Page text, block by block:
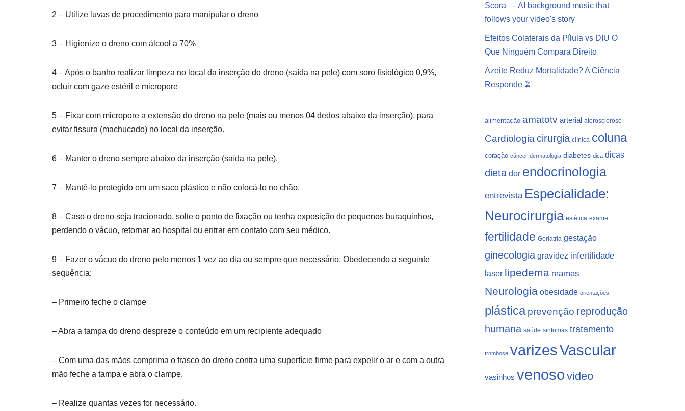
2 – Utilize luvas de procedimento para manipular o dreno
3 – Higienize o dreno com álcool a 70%
4 – Após o banho realizar limpeza no local da inserção do dreno (saída na pele) com soro fisiológico 0,9%,
ocluir com gaze estéril e micropore
5 – Fixar com micropore a extensão do dreno na pele (mais ou menos 04 dedos abaixo da inserção), para
evitar fissura (machucado) no local da inserção.
6 – Manter o dreno sempre abaixo da inserção (saída na pele).
7 – Mantê-lo protegido em um saco plástico e não colocá-lo no chão.
8 – Caso o dreno seja tracionado, solte o ponto de fixação ou tenha exposição de pequenos buraquinhos,
perdendo o vácuo, retornar ao hospital ou entrar em contato com seu médico.
9 – Fazer o vácuo do dreno pelo menos 1 vez ao dia ou sempre que necessário. Obedecendo a seguinte
sequência:
– Primeiro feche o clampe
– Abra a tampa do dreno despreze o conteúdo em um recipiente adequado
– Com uma das mãos comprima o frasco do dreno contra uma superfície firme para expelir o ar e com a outra
mão feche a tampa e abra o clampe.
– Realize quantas vezes for necessário.
Scora — AI background music that
follows your video's story
Efeitos Colaterais da Pílula vs DIU O
Que Ninguém Compara Direito
Azeite Reduz Mortalidade? A Ciência
Responde 🫒
alimentação amatotv arterial aterosclerose
Cardiologia cirurgia clínica coluna
coração câncer dermatologia diabetes dica dicas
dieta dor endocrinologia
entrevista Especialidade:
Neurocirurgia estética exame
fertilidade Geriatria gestação
ginecologia gravidez infertilidade
laser lipedema mamas
Neurologia obesidade orientações
plástica prevenção reprodução
humana saúde sintomas tratamento
trombose varizesVascular
vasinhos venoso video